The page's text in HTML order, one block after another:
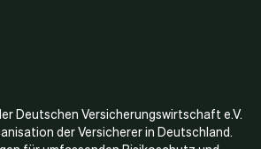
Deutschen Versicherungswirtschaft e.V.
der Versicherer in Deutschland.